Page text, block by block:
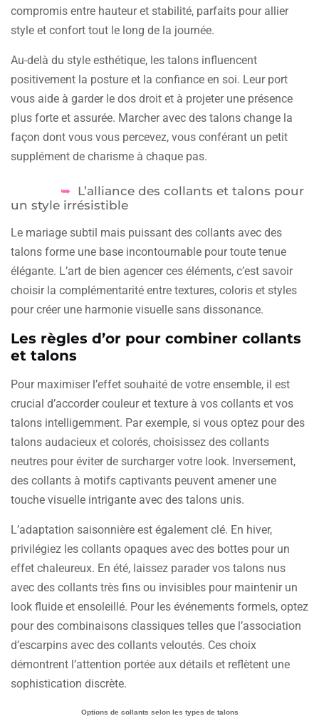
compromis entre hauteur et stabilité, parfaits pour allier
style et confort tout le long de la journée.
Au-delà du style esthétique, les talons influencent
positivement la posture et la confiance en soi. Leur port
vous aide à garder le dos droit et à projeter une présence
plus forte et assurée. Marcher avec des talons change la
façon dont vous vous percevez, vous conférant un petit
supplément de charisme à chaque pas.
L’alliance des collants et talons pour
un style irrésistible
Le mariage subtil mais puissant des collants avec des
talons forme une base incontournable pour toute tenue
élégante. L’art de bien agencer ces éléments, c’est savoir
choisir la complémentarité entre textures, coloris et styles
pour créer une harmonie visuelle sans dissonance.
Les règles d’or pour combiner collants
et talons
Pour maximiser l’effet souhaité de votre ensemble, il est
crucial d’accorder couleur et texture à vos collants et vos
talons intelligemment. Par exemple, si vous optez pour des
talons audacieux et colorés, choisissez des collants
neutres pour éviter de surcharger votre look. Inversement,
des collants à motifs captivants peuvent amener une
touche visuelle intrigante avec des talons unis.
L’adaptation saisonnière est également clé. En hiver,
privilégiez les collants opaques avec des bottes pour un
effet chaleureux. En été, laissez parader vos talons nus
avec des collants très fins ou invisibles pour maintenir un
look fluide et ensoleillé. Pour les événements formels, optez
pour des combinaisons classiques telles que l’association
d’escarpins avec des collants veloutés. Ces choix
démontrent l’attention portée aux détails et reflètent une
sophistication discrète.
Options de collants selon les types de talons